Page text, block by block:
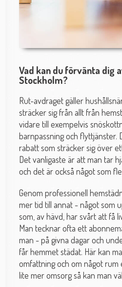
Vad kan du förvänta dig
Stockholm?
Rut-avdraget gäller
sträcker sig från allt från
vidare till exempelvis
barnpassning och flyttjänster.
rabatt som sträcker sig över
Det vanligaste är att man tar
och det är också något som
Genom professionell
mer tid till annat - något som
som, av hävd, har svårt att få
Man tecknar ofta ett
man - på givna dagar och
får hemmet städat. Här kan
omfattning och om något
lite mer omsorg så kan man